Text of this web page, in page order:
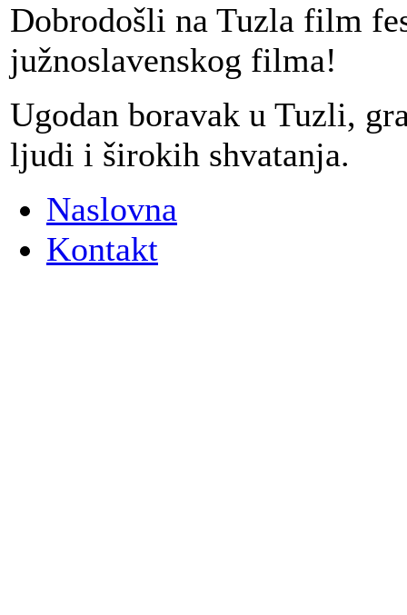
Dobrodošli na Tuzla film
južnoslavenskog filma!
Ugodan boravak u Tuzli,
ljudi i širokih shvatanja.
Naslovna
Kontakt